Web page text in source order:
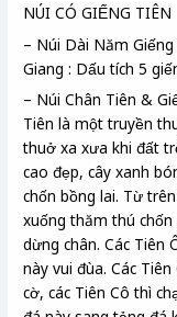
NÚI CÓ GIẾNG TIÊN
– Núi Dài Năm
Giang : Dấu tích 5
– Núi Chân Tiên &
Tiên là một truyền
thuở xa xưa khi đất
cao đẹp, cây xanh
chốn bồng lai. Từ
xuống thăm thú
dừng chân. Các Tiên
này vui đùa. Các
cờ, các Tiên Cô thì